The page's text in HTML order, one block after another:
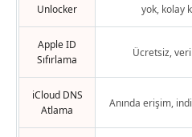
Unlocker
yok, kolay
Apple ID
Sıfırlama
Ücretsiz, veri
iCloud DNS
Atlama
Anında erişim,